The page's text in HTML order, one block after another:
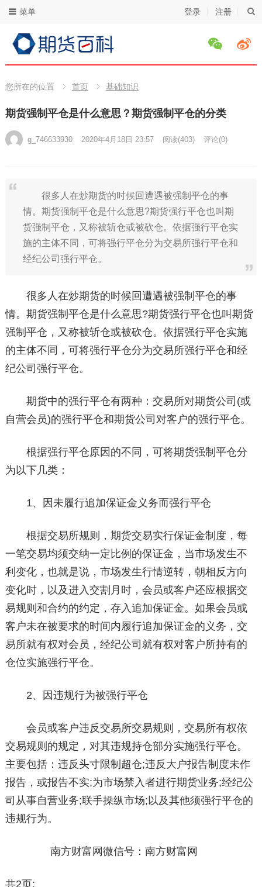
登录 注册
菜单
您所在的位置 首页 基础知识
期货强制平仓是什么意思？期货强制平仓的分类
g_746633930 2020年4月18日 23:57 阅读(403) 评论(0)
很多人在炒期货的时候回遭遇被强制平仓的事
情。期货强制平仓是什么意思?期货强行平仓也叫期
货强制平仓，又称被斩仓或被砍仓。依据强行平仓实
施的主体不同，可将强行平仓分为交易所强行平仓和
经纪公司强行平仓。
很多人在炒期货的时候回遭遇被强制平仓的事
情。期货强制平仓是什么意思?期货强行平仓也叫期货
强制平仓，又称被斩仓或被砍仓。依据强行平仓实施
的主体不同，可将强行平仓分为交易所强行平仓和经
纪公司强行平仓。
期货中的强行平仓有两种：交易所对期货公司(或
自营会员)的强行平仓和期货公司对客户的强行平仓。
根据强行平仓原因的不同，可将期货强制平仓分
为以下几类：
1、因未履行追加保证金义务而强行平仓
根据交易所规则，期货交易实行保证金制度，每
一笔交易均须交纳一定比例的保证金，当市场发生不
利变化，也就是说，市场发生行情逆转，朝相反方向
变化时，以及进入交割月时，会员或客户还应根据交
易规则和合约的约定，存入追加保证金。如果会员或
客户未在被要求的时间内履行追加保证金的义务，交
易所就有权对会员，经纪公司就有权对客户所持有的
仓位实施强行平仓。
2、因违规行为被强行平仓
会员或客户违反交易所交易规则，交易所有权依
交易规则的规定，对其违规持仓部分实施强行平仓。
主要包括：违反头寸限制超仓;违反大户报告制度未作
报告，或报告不实;为市场禁入者进行期货业务;经纪公
司从事自营业务;联手操纵市场;以及其他须强行平仓的
违规行为。
南方财富网微信号：南方财富网
共2页: